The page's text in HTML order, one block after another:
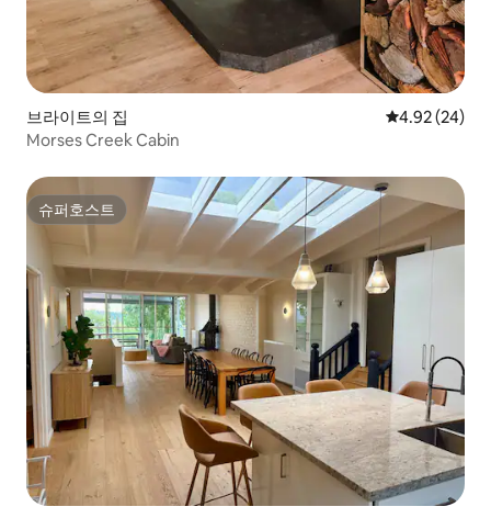
브라이트의 집 평점 4.92점(5
4.92 (24)
Morses Creek Cabin
슈퍼호스트
슈퍼호스트